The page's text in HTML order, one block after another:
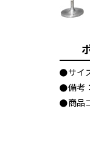
サイ
備考
商品